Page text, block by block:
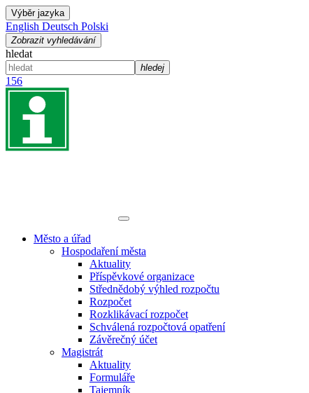
Výběr jazyka
English Deutsch Polski
Zobrazit vyhledávání
hledat
hledej
156
Město a úřad
Hospodaření města
Aktuality
Příspěvkové organizace
Střednědobý výhled rozpočtu
Rozpočet
Rozklikávací rozpočet
Schválená rozpočtová opatření
Závěrečný účet
Magistrát
Aktuality
Formuláře
Tajemník